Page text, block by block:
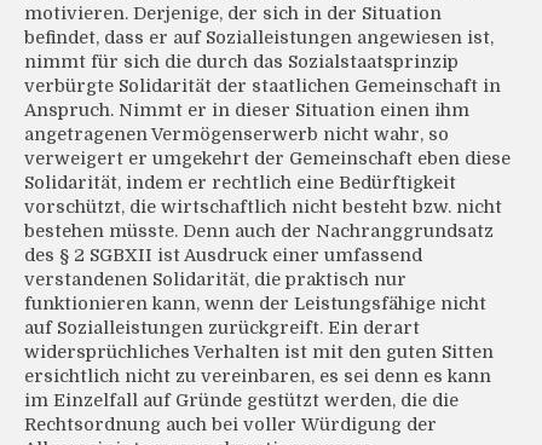
motivieren. Derjenige, der sich in der Situation
befindet, dass er auf Sozialleistungen angewiesen ist,
nimmt für sich die durch das Sozialstaatsprinzip
verbürgte Solidarität der staatlichen Gemeinschaft in
Anspruch. Nimmt er in dieser Situation einen ihm
angetragenen Vermögenserwerb nicht wahr, so
verweigert er umgekehrt der Gemeinschaft eben diese
Solidarität, indem er rechtlich eine Bedürftigkeit
vorschützt, die wirtschaftlich nicht besteht bzw. nicht
bestehen müsste. Denn auch der Nachranggrundsatz
des § 2 SGBXII ist Ausdruck einer umfassend
verstandenen Solidarität, die praktisch nur
funktionieren kann, wenn der Leistungsfähige nicht
auf Sozialleistungen zurückgreift. Ein derart
widersprüchliches Verhalten ist mit den guten Sitten
ersichtlich nicht zu vereinbaren, es sei denn es kann
im Einzelfall auf Gründe gestützt werden, die die
Rechtsordnung auch bei voller Würdigung der